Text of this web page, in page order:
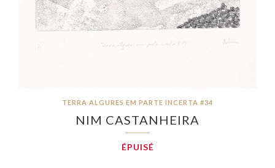
TERRA ALGURES EM PARTE INCERTA #34
NIM CASTANHEIRA
ÉPUISÉ